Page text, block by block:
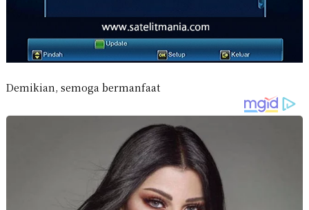
Demikian, semoga bermanfaat